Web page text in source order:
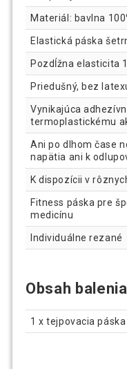
Materiál: bavlna
Elastická páska
Pozdĺžna elasticita
Priedušný, bez
Vynikajúca
termoplastickému
Ani po dlhom čase
napätia ani k
K dispozícii v
Fitness páska pre
medicínu
Individuálne rezané
Obsah
1 x tejpovacia páska